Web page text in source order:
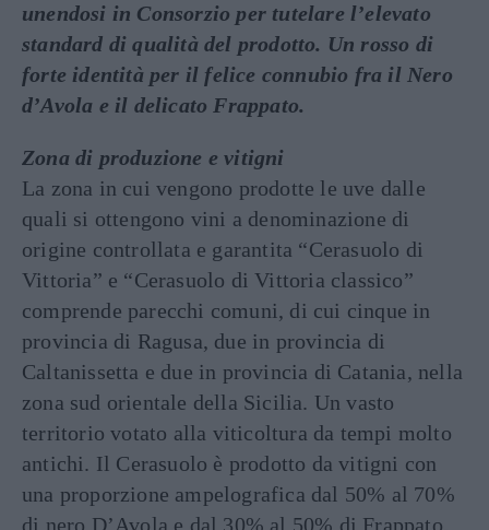
unendosi in Consorzio per tutelare l’elevato
standard di qualità del prodotto. Un rosso di
forte identità per il felice connubio fra il Nero
d’Avola e il delicato Frappato.
Zona di produzione e vitigni
La zona in cui vengono prodotte le uve dalle
quali si ottengono vini a denominazione di
origine controllata e garantita “Cerasuolo di
Vittoria” e “Cerasuolo di Vittoria classico”
comprende parecchi comuni, di cui cinque in
provincia di Ragusa, due in provincia di
Caltanissetta e due in provincia di Catania, nella
zona sud orientale della Sicilia. Un vasto
territorio votato alla viticoltura da tempi molto
antichi. Il Cerasuolo è prodotto da vitigni con
una proporzione ampelografica dal 50% al 70%
di nero D’Avola e dal 30% al 50% di Frappato.